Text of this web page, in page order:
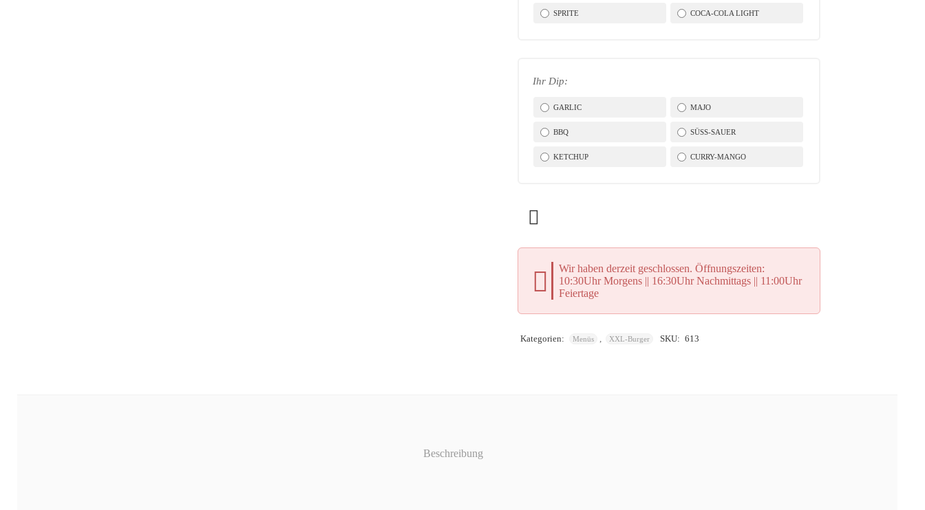
SPRITE COCA-COLA LIGHT
Ihr Dip:
GARLIC MAJO
BBQ SÜSS-SAUER
KETCHUP CURRY-MANGO
Wir haben derzeit geschlossen. Öffnungszeiten:
10:30Uhr Morgens || 16:30Uhr Nachmittags || 11:00Uhr
Feiertage
Kategorien: Menüs , XXL-Burger SKU: 613
Beschreibung